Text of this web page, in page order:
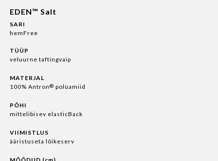
EDEN™ Salt
SARI
hemFree
TÜÜP
veluurne taftingvaip
MATERJAL
100% Antron® polüamiid
PÕHI
mittelibisev elasticBack
VIIMISTLUS
ääristuseta lõikeserv